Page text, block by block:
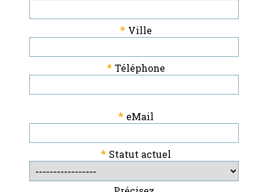
* Ville
* Téléphone
* eMail
* Statut actuel